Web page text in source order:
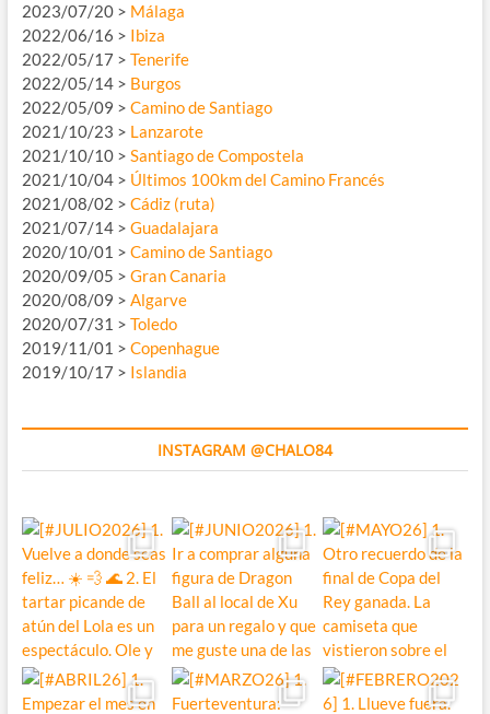
2023/07/20 > Málaga
2022/06/16 > Ibiza
2022/05/17 > Tenerife
2022/05/14 > Burgos
2022/05/09 > Camino de Santiago
2021/10/23 > Lanzarote
2021/10/10 > Santiago de Compostela
2021/10/04 > Últimos 100km del Camino Francés
2021/08/02 > Cádiz (ruta)
2021/07/14 > Guadalajara
2020/10/01 > Camino de Santiago
2020/09/05 > Gran Canaria
2020/08/09 > Algarve
2020/07/31 > Toledo
2019/11/01 > Copenhague
2019/10/17 > Islandia
INSTAGRAM @CHALO84